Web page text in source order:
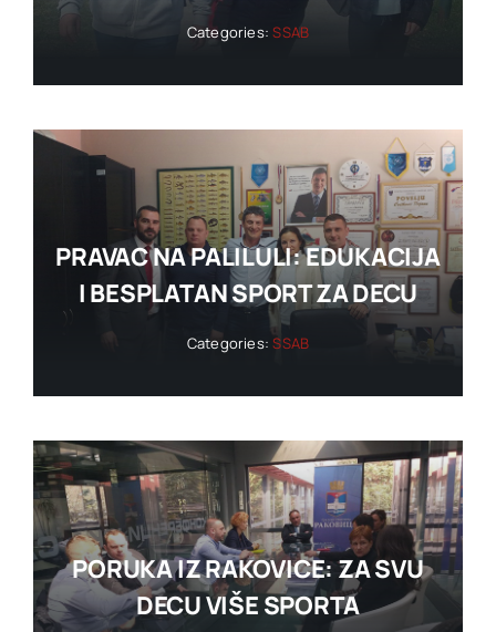
Categories:SSAB
PRAVAC NA PALILULI: EDUKACIJA
I BESPLATAN SPORT ZA DECU
Categories:SSAB
PORUKA IZ RAKOVICE: ZA SVU
DECU VIŠE SPORTA